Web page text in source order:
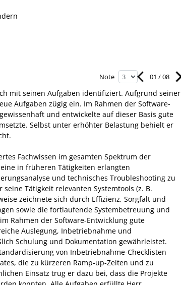
Note 01 /08
mit seinen Aufgaben identifiziert. Aufgrund seiner
Aufgaben zügig ein. Im Rahmen der Software-
gewissenhaft und entwickelte auf dieser Basis gute
. Selbst unter erhöhter Belastung behielt er
Fachwissen im gesamten Spektrum der
in früheren Tätigkeiten erlangten
und technisches Troubleshooting zu
seine Tätigkeit relevanten Systemtools (z. B.
zeichnete sich durch Effizienz, Sorgfalt und
sowie die fortlaufende Systembetreuung und
im Rahmen der Software-Entwicklung gute
Auslegung, Inbetriebnahme und
Schulung und Dokumentation gewährleistet.
von Inbetriebnahme-Checklisten
die zu kürzeren Ramp-up-Zeiten und zu
Einsatz trug er dazu bei, dass die Projekte